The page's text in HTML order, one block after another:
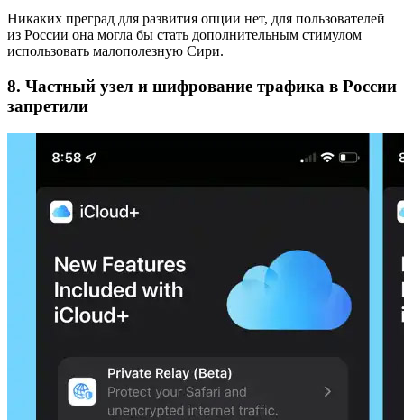
Никаких преград для развития опции нет, для пользователей
из России она могла бы стать дополнительным стимулом
использовать малополезную Сири.
8. Частный узел и шифрование трафика в России
запретили